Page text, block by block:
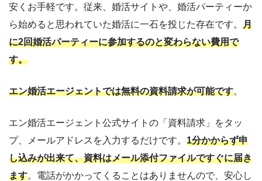
安くお手軽です。従来、婚活サイトや、婚活パーティーか
ら始めると思われていた婚活に一石を投じた存在です。 月
に2回婚活パーティーに参加するのと変わらない費用で
す。
エン婚活エージェントでは無料の資料請求が可能です。
エン婚活エージェント公式サイトの「資料請求」をタッ
プ、メールアドレスを入力するだけです。 1分かからず申
し込みが出来て、資料はメール添付ファイルですぐに届き
ます。電話がかかってくることはありませんので、安心し